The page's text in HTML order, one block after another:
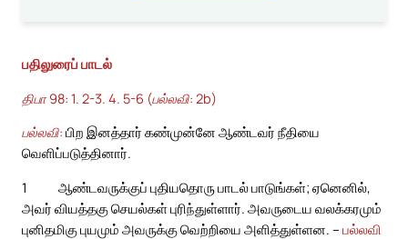
பதிலுரைப் பாடல்
திபா 98: 1. 2-3. 4. 5-6 (பல்லவி: 2b)
பல்லவி: பிற இனத்தார் கண்முன்னே ஆண்டவர் நீதியை
வெளிப்படுத்தினார்.
1
ஆண்டவருக்குப் புதியதொரு பாடல் பாடுங்கள்; ஏனெனில்,
அவர் வியத்தகு செயல்கள் புரிந்துள்ளார். அவருடைய வலக்கரமும்
புனிதமிகு புயமும் அவருக்கு வெற்றியை அளித்துள்ளன. – பல்லவி